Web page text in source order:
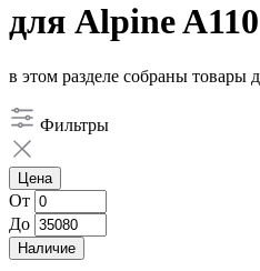
для Alpine A110
в этом разделе собраны товары
Фильтры
Цена
От
До
Наличие